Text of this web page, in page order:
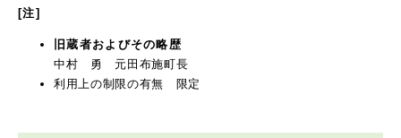
[注]
旧蔵者およびその略歴
中村 勇 元田布施町長
利用上の制限の有無 限定